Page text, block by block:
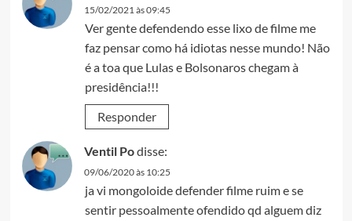
15/02/2021 às 09:45
Ver gente defendendo esse lixo de filme me
faz pensar como há idiotas nesse mundo! Não
é a toa que Lulas e Bolsonaros chegam à
presidência!!!
Responder
Ventil Podisse:
09/06/2020 às 10:25
ja vi mongoloide defender filme ruim e se
sentir pessoalmente ofendido qd alguem diz